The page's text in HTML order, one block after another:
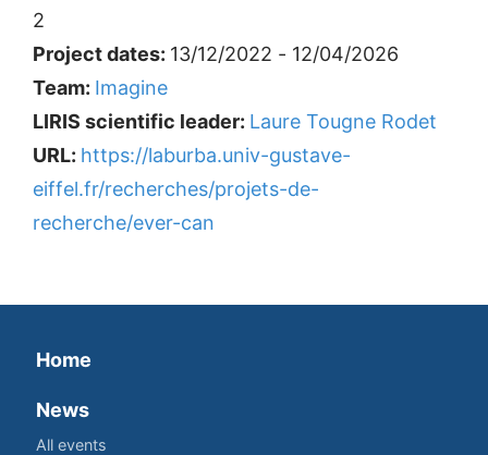
2
Project dates: 13/12/2022 - 12/04/2026
Team: Imagine
LIRIS scientific leader: Laure Tougne Rodet
URL: https://laburba.univ-gustave-
eiffel.fr/recherches/projets-de-
recherche/ever-can
Home
News
All events